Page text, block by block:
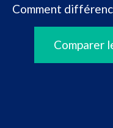
Comment
Comparer